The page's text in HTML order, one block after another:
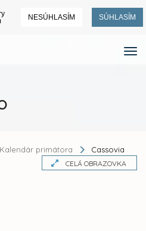
NESÚHLASÍM SÚHLASÍM
Kalendár primátora
Cassovia
CELÁ OBRAZOVKA